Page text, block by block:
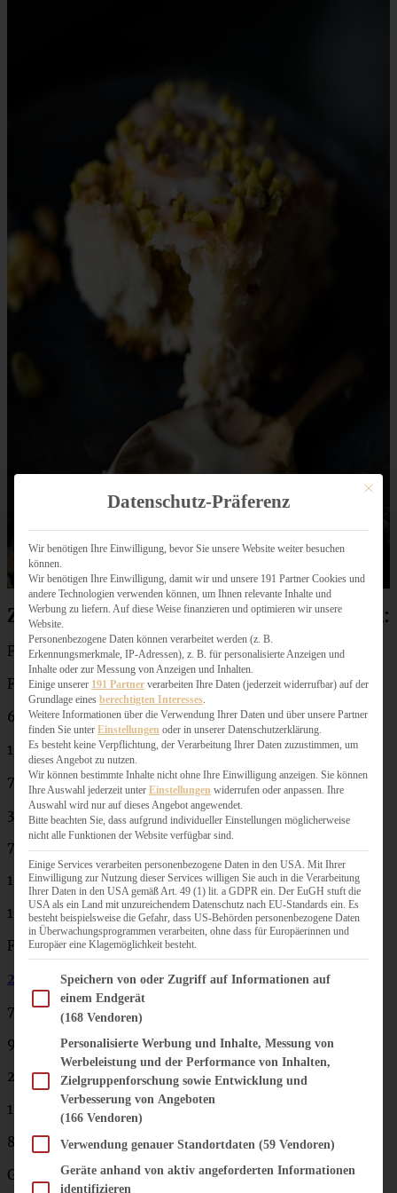
Zutaten für lockere Pistazien-Heferollen:
Für 12 Heferollen und eine Form von 25 x 34 cm
Für den Teig:
600 g Mehl (plus etwas mehr zum Ausrollen
1/2 Würfel frische Hefe oder 1 Päckchen Trockenhefe
75 g Zucker
350 ml lauwarme Milch
75 g weiche Butter
1 Ei
1 Prise Salz
Für die Füllung:
200 g Pistazien
75 g sehr weiche Butter
90 g Zucker
2 EL Honig
1 EL abgeriebene Schale einer Bio-Orange
80 ml Milch
Glasur:
Mit
Datenschutz-Präferenz
Wir benötigen Ihre Einwilligung, bevor Sie unsere Website weiter besuchen
können.
Wir benötigen Ihre Einwilligung, damit wir und unsere 191 Partner Cookies und
andere Technologien verwenden können, um Ihnen relevante Inhalte und
Werbung zu liefern. Auf diese Weise finanzieren und optimieren wir unsere
Website.
Personenbezogene Daten können verarbeitet werden (z. B.
Erkennungsmerkmale, IP-Adressen), z. B. für personalisierte Anzeigen und
Inhalte oder zur Messung von Anzeigen und Inhalten.
Einige unserer 191 Partner verarbeiten Ihre Daten (jederzeit widerrufbar) auf der
Grundlage eines berechtigten Interesses
Weitere Informationen über die Verwendung Ihrer Daten und über unsere Partner
finden Sie unter Einstellungen oder in unserer Datenschutzerklärung.
Es besteht keine Verpflichtung, der Verarbeitung Ihrer Daten zuzustimmen, um
dieses Angebot zu nutzen.
Wir können bestimmte Inhalte nicht ohne Ihre Einwilligung anzeigen. Sie können
Ihre Auswahl jederzeit unter Einstellungen widerrufen oder anpassen. Ihre
Auswahl wird nur auf dieses Angebot angewendet.
Bitte beachten Sie, dass aufgrund individueller Einstellungen möglicherweise
nicht alle Funktionen der Website verfügbar sind.
Einige Services verarbeiten personenbezogene Daten in den USA. Mit Ihrer
Einwilligung zur Nutzung dieser Services willigen Sie auch in die Verarbeitung
Ihrer Daten in den USA gemäß Art. 49 (1) lit. a GDPR ein. Der EuGH stuft die
USA als ein Land mit unzureichendem Datenschutz nach EU-Standards ein. Es
besteht beispielsweise die Gefahr, dass US-Behörden personenbezogene Daten
in Überwachungsprogrammen verarbeiten, ohne dass für Europäerinnen und
Europäer eine Klagemöglichkeit besteht.
Im Folgenden finden Sie eine Liste der Zwecke des IAB Transparency and Consent
Speichern von oder Zugriff auf Informationen auf
einem Endgerät
(168 Vendoren)
Personalisierte Werbung und Inhalte, Messung von
Werbeleistung und der Performance von Inhalten,
Zielgruppenforschung sowie Entwicklung und
Verbesserung von Angeboten
(166 Vendoren)
Verwendung genauer Standortdaten (59 Vendoren)
Geräte anhand von aktiv angeforderten Informationen
identifizieren